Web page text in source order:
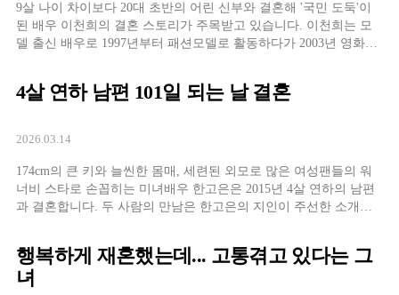
9살 나이 차이보다 20대 초반의 어린 신부와 결혼해 '국민 도둑'이
된 배우 이천희의 결혼 스토리가 주목받고 있습니다. 이천희는 모
델 출신 배우로 1997년부터 패션모델로 활동하다가 2003년 영화
이달' 등에
4살 연하 남편 101일 되는 날 결혼
2026.03.14
174cm의 큰 키와 늘씬한 몸매, 세련된 외모로 많은 여성팬들의 워
너비 스타로 손꼽히는 미녀배우 한고은은 2015년 4살 연하의 남편
과 결혼합니다. 두 사람의 만남은 한고은의 지인이 주선한 소개팅
요. 덕분에 한고은은 만나기 전부터 마
행복하게 재혼했는데... 고통겪고 있다는 그
녀